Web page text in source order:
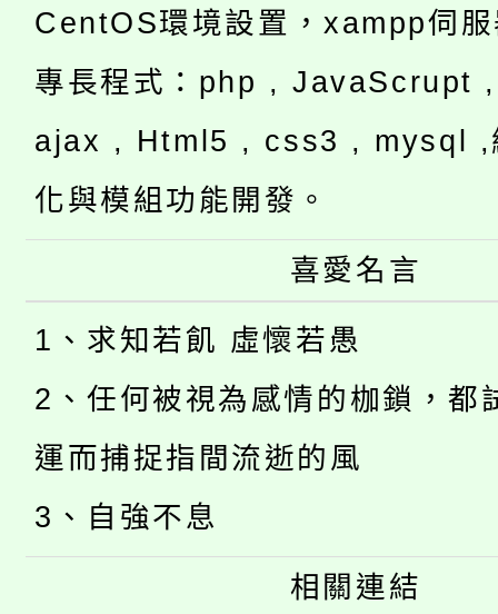
CentOS環境設置，xampp伺
專長程式：php , JavaScrupt
ajax , Html5 , css3 , mysql ,
化與模組功能開發。
喜愛名言
1、求知若飢 虛懷若愚
2、任何被視為感情的枷鎖，都
運而捕捉指間流逝的風
3、自強不息
相關連結